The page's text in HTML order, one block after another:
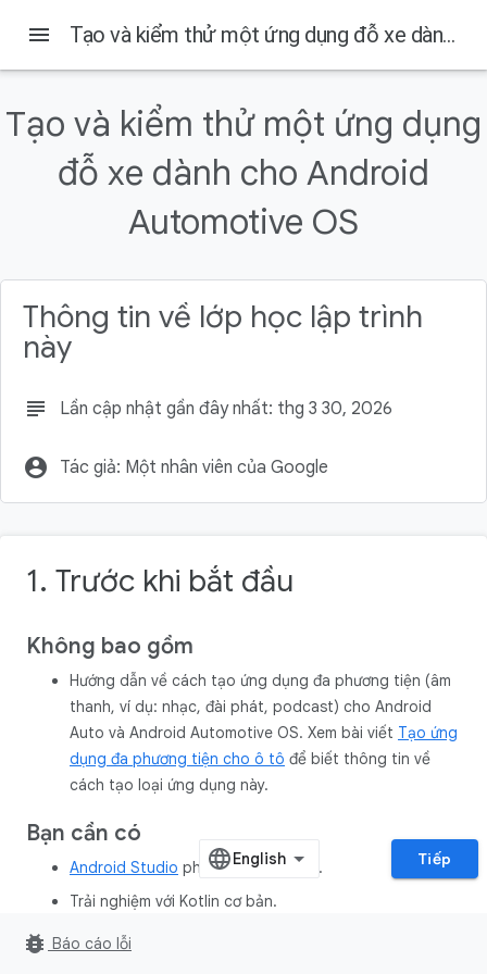
Trên trang này
Không bao gồm
Bạn cần có
Sản phẩm bạn sẽ tạo ra
Kiến thức bạn sẽ học được
menu Tạo và kiểm thử một ứng dụng đỗ xe dành cho Android Automotive OS
Tạo và kiểm thử một ứng dụng
đỗ xe dành cho Android
Automotive OS
Thông tin về lớp học lập trình
này
subject Lần cập nhật gần đây nhất: thg 3 30, 2026
account_circle Tác giả: Một nhân viên của Google
1. Trước khi bắt đầu
Không bao gồm
Hướng dẫn về cách tạo ứng dụng đa phương tiện (âm
thanh, ví dụ: nhạc, đài phát, podcast) cho Android
Auto và Android Automotive OS. Xem bài viết Tạo ứng
dụng đa phương tiện cho ô tô để biết thông tin về
cách tạo loại ứng dụng này.
Bạn cần có
Android Studio phiên bản mới nhất.
Trải nghiệm với Kotlin cơ bản.
Trải nghiệm việc
Tiếp
bug_report Báo cáo lỗi